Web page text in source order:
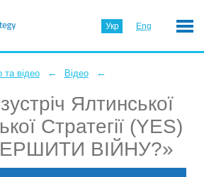
Укр Eng
та відео ← Відео ←
Ялтинської
Стратегії (YES)
ВІЙНУ?»